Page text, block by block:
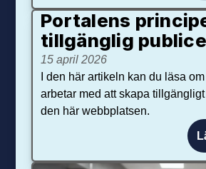
Portalens
tillgänglig
15 april 2026
I den här artikeln kan du läsa
arbetar med att skapa
den här webbplatsen.